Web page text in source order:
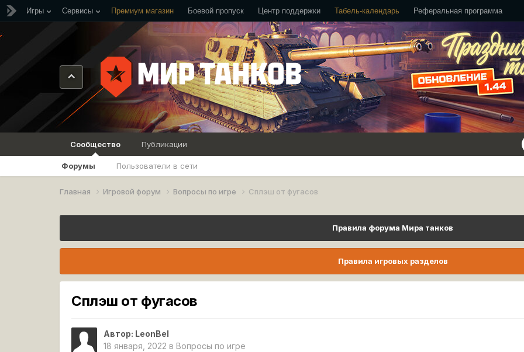
Игры Сервисы Премиум магазин Боевой пропуск Центр поддержки Табель-календарь Реферальная программа
Сообщество
Форумы Пользователи в сети
Публикации
Главная Игровой форум Вопросы по игре Сплэш от фугасов
Правила форума Мира танков
Правила игровых разделов
Сплэш от фугасов
Автор: LeonBel
18 января, 2022 в Вопросы по игре